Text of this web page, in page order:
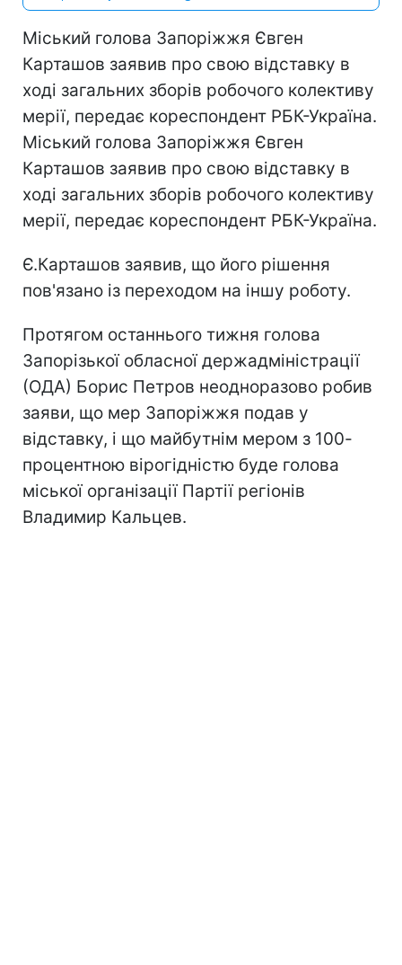
Міський голова Запоріжжя Євген
Карташов заявив про свою відставку в
ході загальних зборів робочого колективу
мерії, передає кореспондент РБК-Україна.
Міський голова Запоріжжя Євген
Карташов заявив про свою відставку в
ході загальних зборів робочого колективу
мерії, передає кореспондент РБК-Україна.
Є.Карташов заявив, що його рішення
пов'язано із переходом на іншу роботу.
Протягом останнього тижня голова
Запорізької обласної держадміністрації
(ОДА) Борис Петров неодноразово робив
заяви, що мер Запоріжжя подав у
відставку, і що майбутнім мером з 100-
процентною вірогідністю буде голова
міської організації Партії регіонів
Владимир Кальцев.